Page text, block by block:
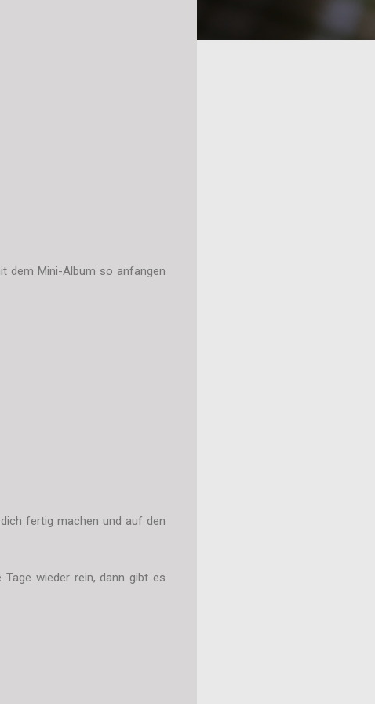
dem Mini-Album so anfangen
fertig machen und auf den
wieder rein, dann gibt es